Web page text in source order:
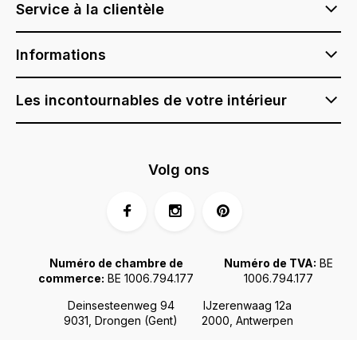
Service à la clientèle
Informations
Les incontournables de votre intérieur
Deinsesteenweg 94
9031, Drongen (Gent)
IJzerenwaag 12a
2000, Antwerpen
Numéro de chambre de
commerce: BE 1006.794.177
Numéro de TVA: BE
1006.794.177
Volg ons